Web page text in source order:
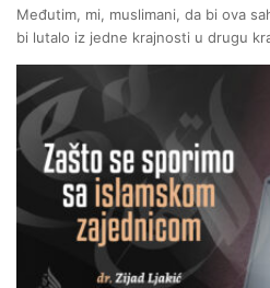
Međutim, mi, muslimani, da bi ova
bi lutalo iz jedne krajnosti u drugu